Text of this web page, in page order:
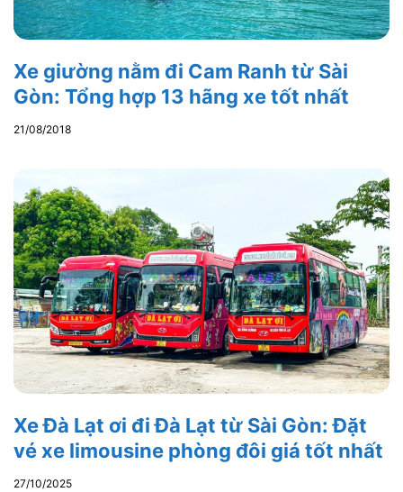
Xe giường nằm đi Cam Ranh từ Sài
Gòn: Tổng hợp 13 hãng xe tốt nhất
21/08/2018
Xe Đà Lạt ơi đi Đà Lạt từ Sài Gòn: Đặt
vé xe limousine phòng đôi giá tốt nhất
27/10/2025